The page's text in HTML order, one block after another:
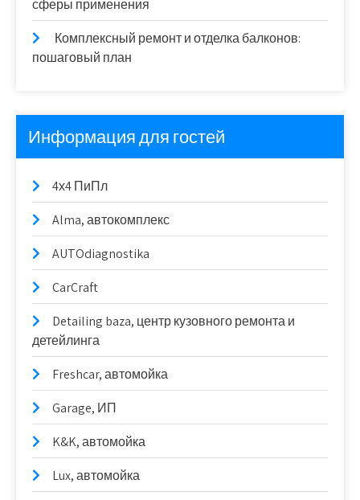
сферы применения
Комплексный ремонт и отделка балконов:
пошаговый план
Информация для гостей
4х4 ПиПл
Alma, автокомплекс
AUTOdiagnostika
CarCraft
Detailing baza, центр кузовного ремонта и
детейлинга
Freshcar, автомойка
Garage, ИП
K&K, автомойка
Lux, автомойка